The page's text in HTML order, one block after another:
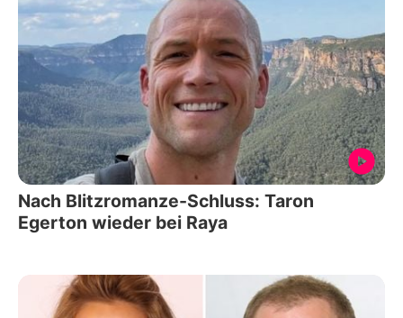
Nach Blitzromanze-Schluss: Taron
Egerton wieder bei Raya